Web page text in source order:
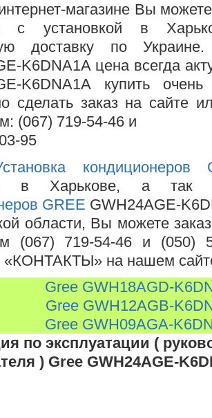
магазине Вы
с установкой в
доставку по
K6DNA1A цена всегда
K6DNA1A купить
сделать заказ на сайте
(067) 719-54-46 и
95
в Харькове, а
GREE GWH24AGE-
области, Вы можете
(067) 719-54-46 и (050)
«КОНТАКТЫ» на нашем
Gree GWH18AGD-
Gree GWH12AGB-
Gree GWH09AGA-
по эксплуатации (
) Gree GWH24AGE-